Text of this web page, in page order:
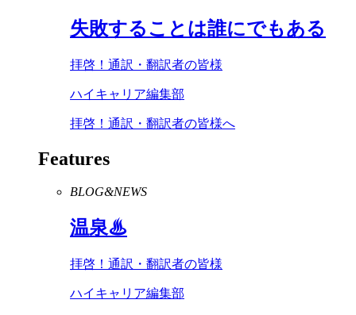
失敗することは誰にでもある
拝啓！通訳・翻訳者の皆様
ハイキャリア編集部
拝啓！通訳・翻訳者の皆様へ
Features
BLOG&NEWS
温泉♨
拝啓！通訳・翻訳者の皆様
ハイキャリア編集部